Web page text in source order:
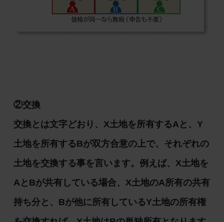
②交換
交換とは文字どおり、X土地を所有するAと、Y
土地を所有するBが双方合意の上で、それぞれの
土地を交換する事を言います。例えば、X土地を
AとBが共有している場合、X土地のA所有の共有
持ち分と、Bが他に所有しているY土地の所有権